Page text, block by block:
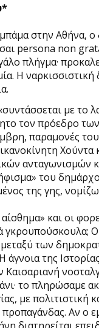
στην Αθήνα,
persona non
πλήγμα·
Η ναρκισσιστική
με το
τον πρόεδρο
παραμονές
ανταγωνισμών
του
της γης,
και οι
των
της
το πληρώσαμε
με
Αν ο